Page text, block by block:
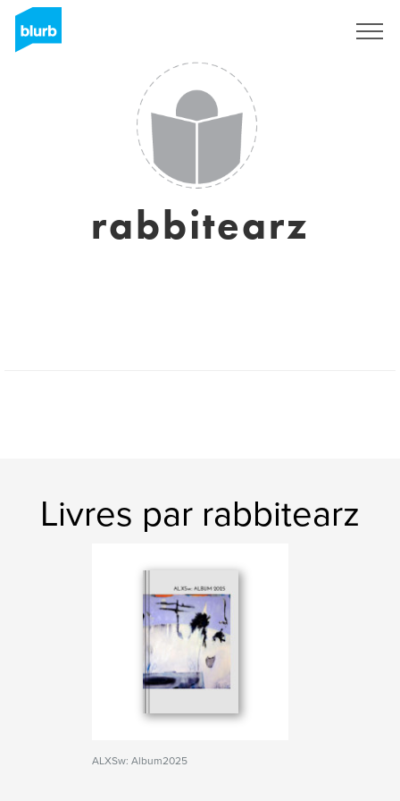
rabbitearz
Livres par rabbitearz
ALXSw: Album2025